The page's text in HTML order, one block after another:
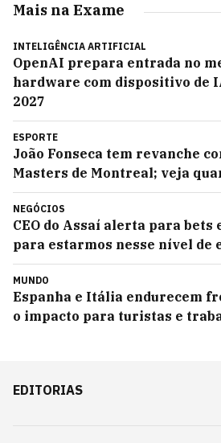
Mais na Exame
INTELIGÊNCIA ARTIFICIAL
OpenAI prepara entrada no
hardware com dispositivo de
2027
ESPORTE
João Fonseca tem revanche
Masters de Montreal; veja
NEGÓCIOS
CEO do Assaí alerta para bets
para estarmos nesse nível de
MUNDO
Espanha e Itália endurecem
o impacto para turistas e
EDITORIAS